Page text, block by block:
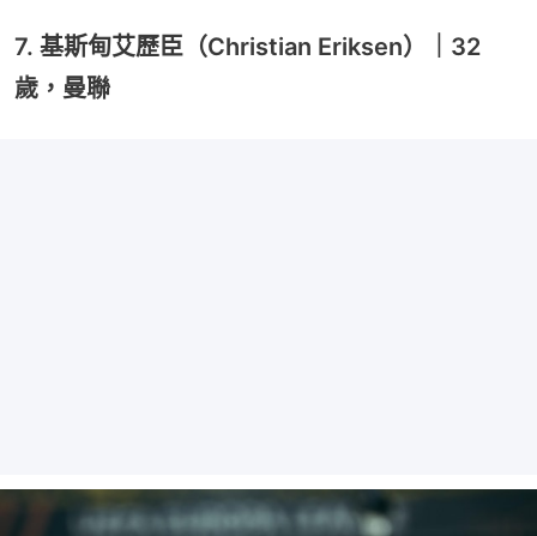
7. 基斯甸艾歷臣（Christian Eriksen）｜32
歲，曼聯